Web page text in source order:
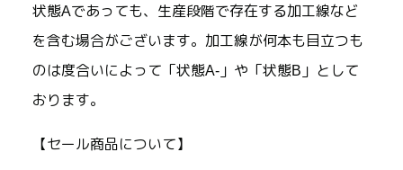
状態Aであっても、生産段階で存在する加工線など
を含む場合がございます。加工線が何本も目立つも
のは度合いによって「状態A-」や「状態B」として
おります。
【セール商品について】